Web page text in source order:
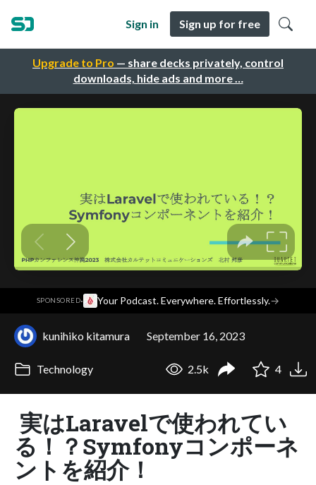
Upgrade to Pro — share decks privately, control
downloads, hide ads and more …
Sign in Sign up for free
SPONSORED· Your Podcast. Everywhere. Effortlessly.→
kunihiko kitamura September 16, 2023
Technology 2.5k 4
実はLaravelで使われてい
る！？Symfonyコンポーネ
ントを紹介！